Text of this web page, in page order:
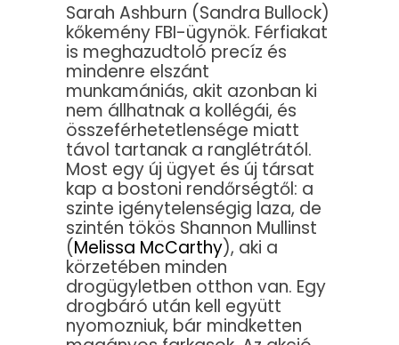
Sarah Ashburn (Sandra Bullock)
kőkemény FBI-ügynök. Férfiakat
is meghazudtoló precíz és
mindenre elszánt
munkamániás, akit azonban ki
nem állhatnak a kollégái, és
összeférhetetlensége miatt
távol tartanak a ranglétrától.
Most egy új ügyet és új társat
kap a bostoni rendőrségtől: a
szinte igénytelenségig laza, de
szintén tökös Shannon Mullinst
(Melissa McCarthy), aki a
körzetében minden
drogügyletben otthon van. Egy
drogbáró után kell együtt
nyomozniuk, bár mindketten